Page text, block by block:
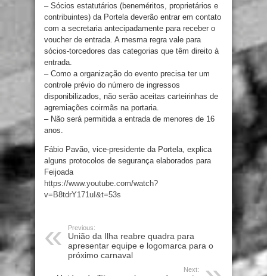
– Sócios estatutários (beneméritos, proprietários e
contribuintes) da Portela deverão entrar em contato
com a secretaria antecipadamente para receber o
voucher de entrada. A mesma regra vale para
sócios-torcedores das categorias que têm direito à
entrada.
– Como a organização do evento precisa ter um
controle prévio do número de ingressos
disponibilizados, não serão aceitas carteirinhas de
agremiações coirmãs na portaria.
– Não será permitida a entrada de menores de 16
anos.
Fábio Pavão, vice-presidente da Portela, explica
alguns protocolos de segurança elaborados para
Feijoada
https://www.youtube.com/watch?
v=B8tdrY171uI&t=53s
Previous:
União da Ilha reabre quadra para
apresentar equipe e logomarca para o
próximo carnaval
Next: